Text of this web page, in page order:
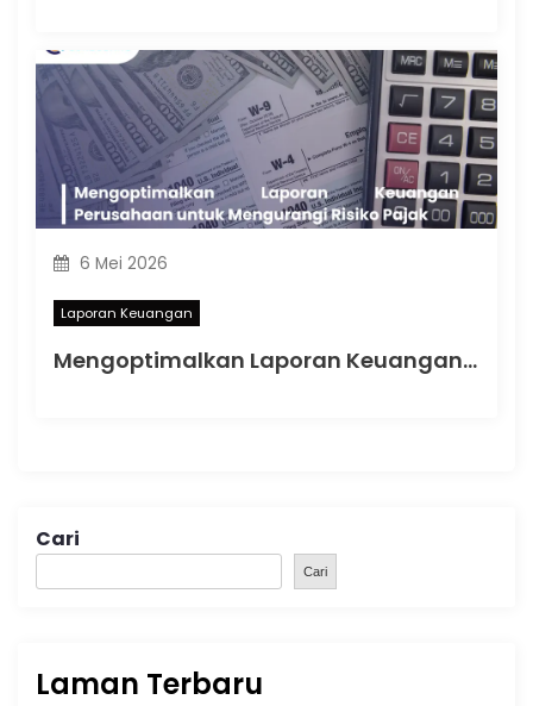
6 Mei 2026
Laporan Keuangan
Mengoptimalkan Laporan Keuangan Perusahaan untuk Mengurangi Risiko Pajak
Cari
Cari
Laman Terbaru